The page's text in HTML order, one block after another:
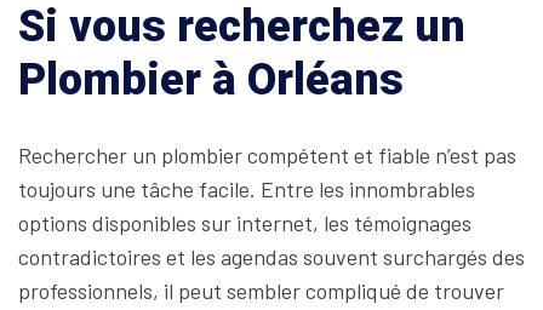
Si vous recherchez un
Plombier à Orléans
Rechercher un plombier compétent et fiable n’est pas
toujours une tâche facile. Entre les innombrables
options disponibles sur internet, les témoignages
contradictoires et les agendas souvent surchargés des
professionnels, il peut sembler compliqué de trouver